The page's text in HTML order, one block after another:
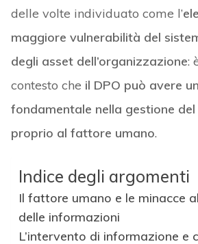
delle volte individuato come l’
maggiore vulnerabilità del
degli asset dell’organizzazione:
contesto che il DPO può avere
fondamentale nella gestione del
proprio al fattore umano.
Indice degli argomenti
Il fattore umano e le minacce
delle informazioni
L’intervento di informazione e